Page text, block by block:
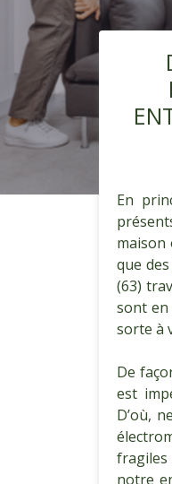
En
maison
que
(63)
sont en
sorte à
De
est
D’où,
fragiles
notre